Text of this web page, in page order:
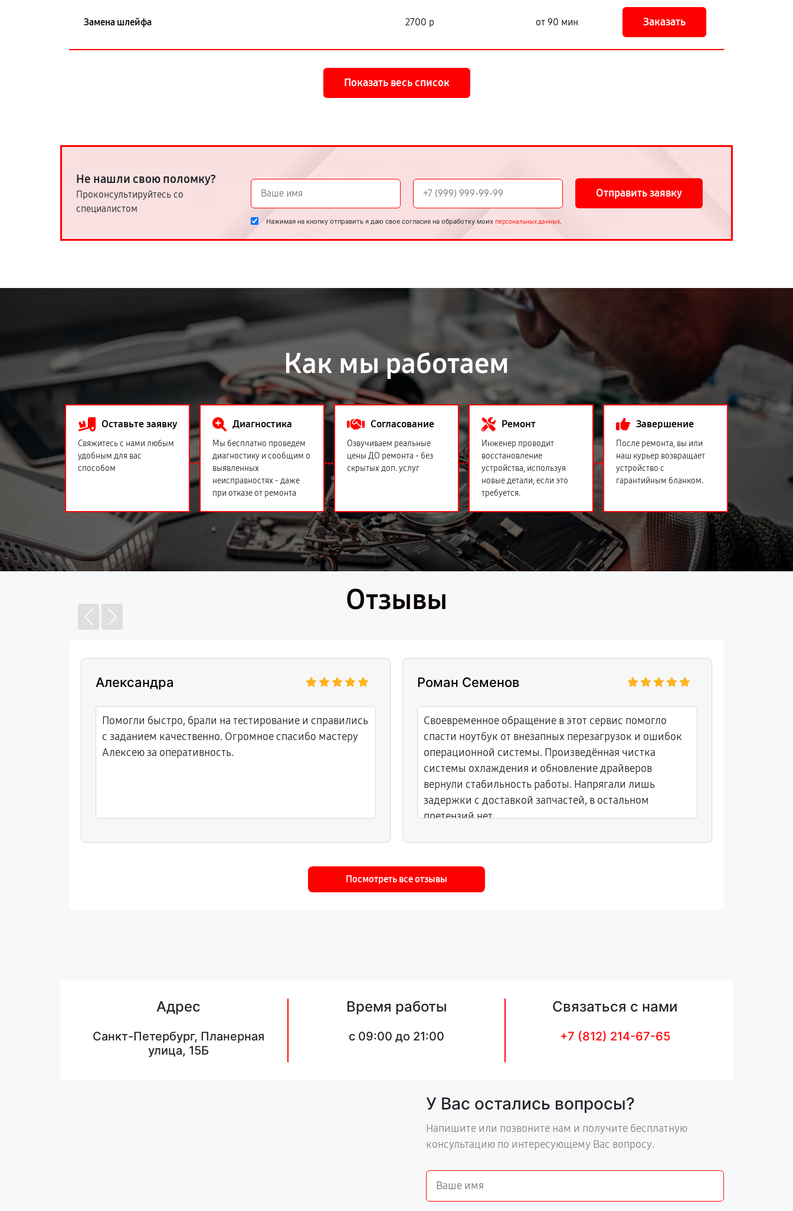
Замена шлейфа 2700 р от 90 мин Заказать
Показать весь список
Не нашли свою поломку?
Проконсультируйтесь со
специалистом
Отправить заявку
Нажимая на кнопку отправить я даю свое согласие на обработку моих персональных данных.
Как мы работаем
Оставьте заявку
Свяжитесь с нами любым
удобным для вас
способом
Диагностика
Мы бесплатно проведем
диагностику и сообщим о
выявленных
неисправностях - даже
при отказе от ремонта
Согласование
Озвучиваем реальные
цены ДО ремонта - без
скрытых доп. услуг
Ремонт
Инженер проводит
восстановление
устройства, используя
новые детали, если это
требуется.
Завершение
После ремонта, вы или
наш курьер возвращает
устройство с
гарантийным бланком.
Отзывы
Александра
Помогли быстро, брали на тестирование и справились
с заданием качественно. Огромное спасибо мастеру
Алексею за оперативность.
Роман Семенов
Своевременное обращение в этот сервис помогло
спасти ноутбук от внезапных перезагрузок и ошибок
операционной системы. Произведённая чистка
системы охлаждения и обновление драйверов
вернули стабильность работы. Напрягали лишь
задержки с доставкой запчастей, в остальном
претензий нет.
Посмотреть все отзывы
Адрес
Санкт-Петербург, Планерная
улица, 15Б
Время работы
c 09:00 до 21:00
Связаться с нами
+7 (812) 214-67-65
У Вас остались вопросы?
Напишите или позвоните нам и получите бесплатную
консультацию по интересующему Вас вопросу.